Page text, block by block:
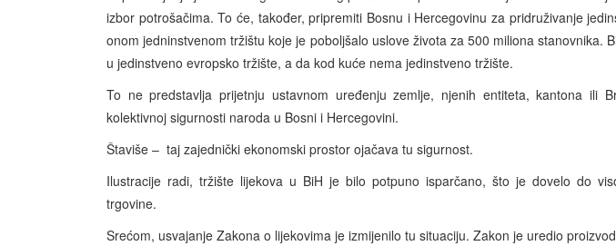
izbor potrošačima. To će, također, pripremiti Bosnu i Hercegovinu za pridruživanje
onom jedninstvenom tržištu koje je poboljšalo uslove života za 500 miliona stanovnika.
u jedinstveno evropsko tržište, a da kod kuće nema jedinstveno tržište.
To ne predstavlja prijetnju ustavnom uređenju zemlje, njenih entiteta, kantona ili
kolektivnoj sigurnosti naroda u Bosni i Hercegovini.
Štaviše – taj zajednički ekonomski prostor ojačava tu sigurnost.
Ilustracije radi, tržište lijekova u BiH je bilo potpuno isparčano, što je dovelo do
trgovine.
Srećom, usvajanje Zakona o lijekovima je izmijenilo tu situaciju. Zakon je uredio